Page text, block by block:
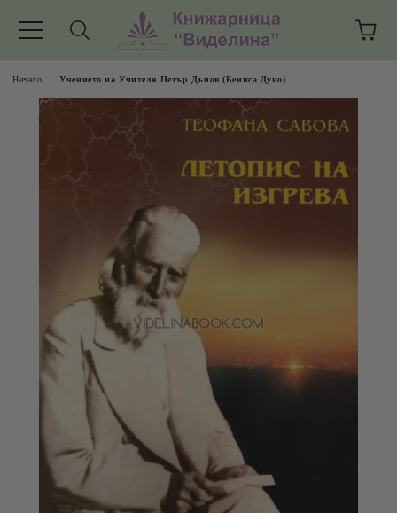
Начало Учението на Учителя Петър Дънов (Беинса Дуно)